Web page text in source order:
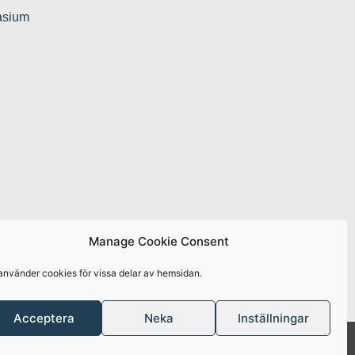
Manage Cookie Consent
cookies för vissa delar av hemsidan.
Acceptera Neka Inställningar